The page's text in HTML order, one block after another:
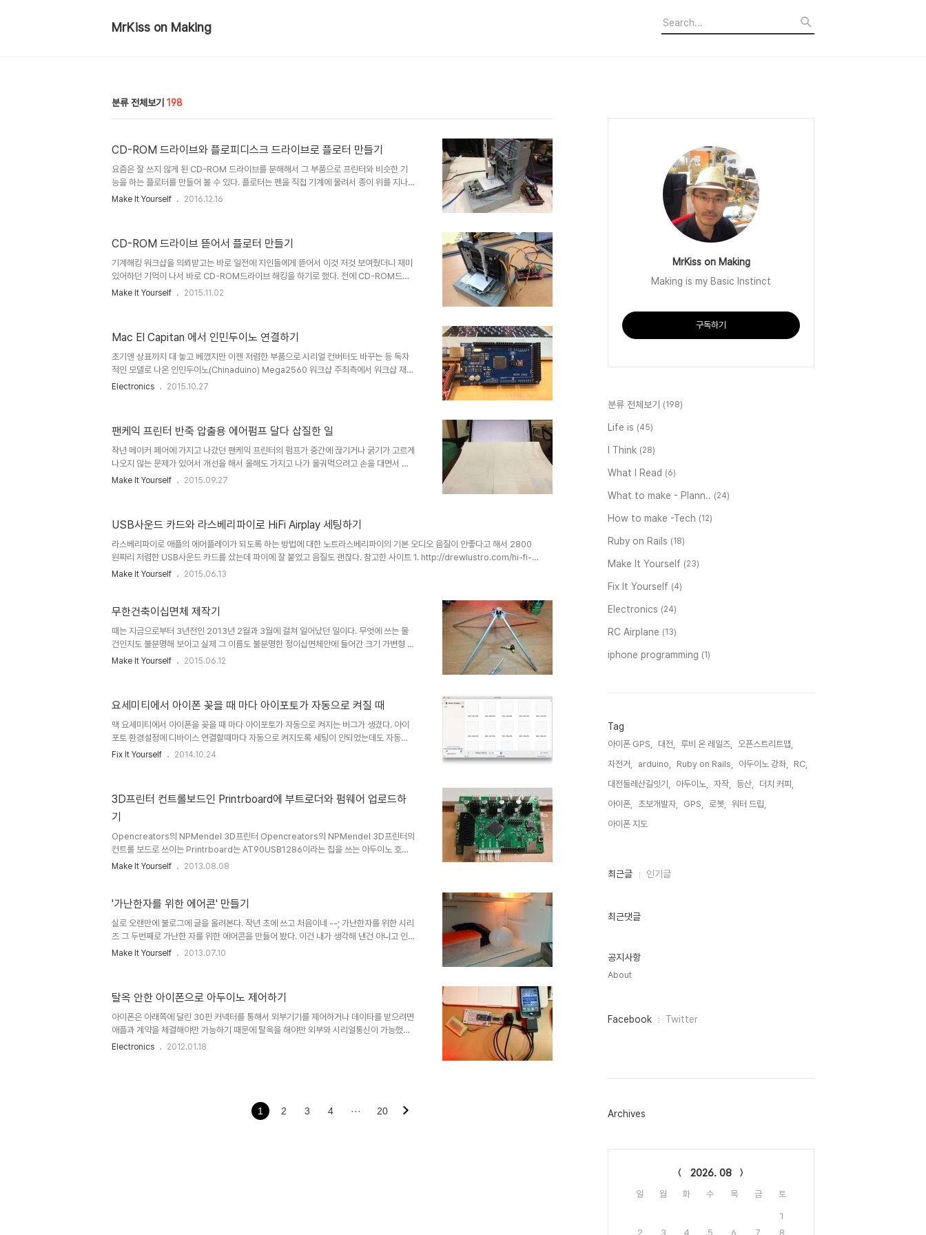
MrKiss on Making
분류 전체보기 198
CD-ROM 드라이브와 플로피디스크 드라이브로 플로터 만들기
요즘은 잘 쓰지 않게 된 CD-ROM 드라이브를 분해해서 그 부품으로 프린터와 비슷한 기
능을 하는 플로터를 만들어 볼 수 있다. 플로터는 펜을 직접 기계에 물려서 종이 위를 지나
다니면서 그림이나 글씨를 쓰는 장치를 말한다. 결과물은 프린터와 비슷하지만 작동 방식만
위아래 움직임을 담당하는 Z축에 스텝 모터를 쓰면 플로터 뿐 아니라 CNC조각기 나 3D프
린터도 만들 수 있게 된다. 그리고 Z축에 들어갈 스텝모터 구동부를 CD-ROM드라이..
Make It Yourself 2016.12.16
CD-ROM 드라이브 뜯어서 플로터 만들기
기계해킹 워크샵을 의뢰받고는 바로 일전에 지인들에게 뜯어서 이것 저것 보여줬더니 재미
있어하던 기억이 나서 바로 CD-ROM드라이브 해킹을 하기로 했다. 전에 CD-ROM드라
이브 3개를 뜯어서 3축 CNC조각기를 만든적이 있는데 그건 너무 어려울 것 같아서 이번
보드로 사용한 RAMP보드에 올린 펌웨어 세팅하기. Arduino.cc에 가서 아두이노 프로그
램을 다운받아서 깔고 아래 MarlinPlotter도 다운받아서 연다. 보드는 Arduino Me..
Make It Yourself 2015.11.02
Mac El Capitan 에서 인민두이노 연결하기
초기엔 상표까지 대 놓고 베꼈지만 이젠 저렴한 부품으로 시리얼 컨버터도 바꾸는 등 독자
적인 모델로 나온 인민두이노(Chinaduino) Mega2560 워크샵 주최측에서 워크샵 재료
비를 적게 쓰길 원해서 싼 걸 찾다가 알리익스프레스에서 Mega2560이라는 아두이노 메
시스템 관련 화일의 퍼미션이 왜 바뀌지? 못 바꾸게 하면 안되나? 하는 의문이 있었는데, 보
통 관리자 아이디로 작업을 하고 그렇다면 당근 시스템 화일도 바꿀 수 있는 거였다. ..
Electronics 2015.10.27
팬케익 프린터 반죽 압출용 에어펌프 달다 삽질한 일
작년 메이커 페어에 가지고 나갔던 팬케익 프린터의 펌프가 중간에 끊기거나 굵기가 고르게
나오지 않는 문제가 있어서 개선을 해서 올해도 가지고 나가 울궈먹으려고 손을 대면서 이
모든 일이 시작되었다. 핑크색으로 된 것이 페리스탈틱펌프다. 옆에 산처럼 쌓인 고뇌의 팬
익 반죽이 없기 때문에 펌프가 한 바퀴 돌 때마다 토출되는 반죽이 세 번씩 끊기거나 가늘어
진다. 그래서 팬케익 프린터를 처음 만든 사람도 쓴다는 압축공기를 반죽통에 밀어 넣는 방
식을 ..
Make It Yourself 2015.09.27
USB사운드 카드와 라스베리파이로 HiFi Airplay 세팅하기
라스베리파이로 애플의 에어플레이가 되도록 하는 방법에 대한 노트라스베리파이의 기본 오디오 음질이 안좋다고 해서 2800
원짜리 저렴한 USB사운드 카드를 샀는데 파이에 잘 붙었고 음질도 괜찮다. 참고한 사이트 1. http://drewlustro.com/hi-fi-
audio-via-airplay-on-raspberry-pi/위 사이트대로 하면 사운드 카드 세팅 까지는 잘 됐으나 shairport가 잘 구동 되지
다..
Make It Yourself 2015.06.13
무한건축이십면체 제작기
때는 지금으로부터 3년전인 2013년 2월과 3월에 걸쳐 일어났던 일이다. 무엇에 쓰는 물
건인지도 불분명해 보이고 실제 그 이름도 불분명한 정이십면체안에 들어간 크기 가변형 이
십면체( 내 아이폰 사진첩엔 무한건축이십면체라 써 있고 컴퓨터 프로젝트 디렉토리명은
럼 생겼다. 일단 오늘은 여기까지
Make It Yourself 2015.06.12
요세미티에서 아이폰 꽂을 때 마다 아이포토가 자동으로 켜질 때
맥 요세미티에서 아이폰을 꽂을 때 마다 아이포토가 자동으로 켜지는 버그가 생겼다. 아이
포토 환경설정에 디바이스 연결할때마다 자동으로 켜지도록 세팅이 안되었는데도 자동으
로 켜진다.결론은, 이미지 캡처라는 프로그램에서도 자동으로 안켜지게 세팅을 해야 해결이
Fix It Yourself 2014.10.24
3D프린터 컨트롤보드인 Printrboard에 부트로더와 펌웨어 업로드하
기
Opencreators의 NPMendel 3D프린터 Opencreators의 NPMendel 3D프린터의
컨트롤 보드로 쓰이는 Printrboard는 AT90USB1286이라는 칩을 쓰는 아두이노 호환
보드이지만 부트로더 업로드나 프로그램 업로드가 간단하지 않다. Lincomatic이란 사람
이노에 새 호환 칩을 추가 할 때 arduino/hardware 디렉토리나 아두이노 프로그램 디렉
어가 프로그램 패키지 디렉토리 내에 설치되기..
Make It Yourself 2013.08.08
'가난한자를 위한 에어콘' 만들기
실로 오랜만에 불로그에 글을 올려본다. 작년 초에 쓰고 처음이네 --; 가난한자를 위한 시리
즈 그 두번째로 가난한 자를 위한 에어콘을 만들어 봤다. 이건 내가 생각해 낸건 아니고 인
터넷을 돌아다니다 보게된 건데 그 심플함과 효용성에 깊이 감명받아 바로 만들어봤다. 먼
킨라빈스 아이스크림케익 박스를 버리지 않고 고이 모셔뒀던 걸 썼다. 쿨링팬은 고장난 컴
퓨터에서 뜯어 둔 걸 쓰면 좋다. 없으면 사등가--; 어댑터도 각종 전자기기에 딸려오는것 중
에 안쓰는거..
Make It Yourself 2013.07.10
탈옥 안한 아이폰으로 아두이노 제어하기
아이폰은 아래쪽에 달린 30핀 커넥터를 통해서 외부기기를 제어하거나 데이타를 받으려면
애플과 계약을 체결해야만 가능하기 때문에 탈옥을 해야만 외부와 시리얼통신이 가능했었
다. 그러나 작년에 RedPark라는 회사에서 iOS기기용 30핀 커넥터에 연결해서 쓸수 있는
크로 컨트롤러와 연결하려면 TTL레벨로 전압을 변환해주는 보드가 별도로 필요하다는 것
Electronics 2012.01.18
1 2 3 4 ··· 20
MrKiss on Making
Making is my Basic Instinct
구독하기
분류 전체보기 (198)
Life is (45)
I Think (28)
What I Read (6)
What to make - Plann.. (24)
How to make -Tech (12)
Ruby on Rails (18)
Make It Yourself (23)
Fix It Yourself (4)
Electronics (24)
RC Airplane (13)
iphone programming (1)
Tag
아이폰 GPS, 대전, 루비 온 레일즈,
오픈스트리트맵,
자전거,
arduino, Ruby on Rails, 아두이노 강좌,
RC,
대전둘레산길잇기,
아두이노, 자작, 등산,
더치 커피,
아이폰,
초보개발자, GPS, 로봇,
워터 드립,
아이폰 지도,
최
인
최근글 인기글
최근댓글
공지사항
About
페
그
Facebook Twitter
Archives
2026. 08
일 월 화 수 목 금 토
1
2
3 4 5 6 7
8